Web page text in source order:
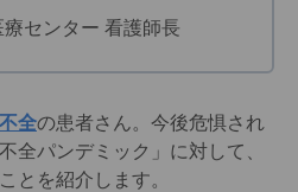
センター 看護師長
全の患者さん。今後危惧され
全パンデミック」に対して、
とを紹介します。